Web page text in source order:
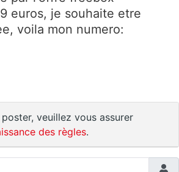
euros, je souhaite etre
voila mon numero:
veuillez vous assurer
des règles.